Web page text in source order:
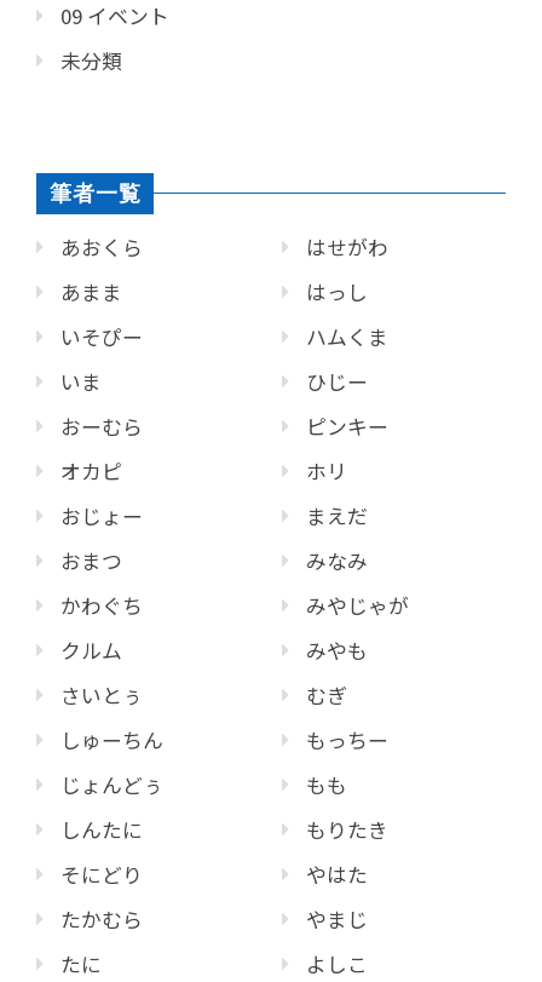
09 イベント
未分類
筆者一覧
あおくら
あまま
いそぴー
いま
おーむら
オカピ
おじょー
おまつ
かわぐち
クルム
さいとぅ
しゅーちん
じょんどぅ
しんたに
そにどり
たかむら
たに
はせがわ
はっし
ハムくま
ひじー
ピンキー
ホリ
まえだ
みなみ
みやじゃが
みやも
むぎ
もっちー
もも
もりたき
やはた
やまじ
よしこ